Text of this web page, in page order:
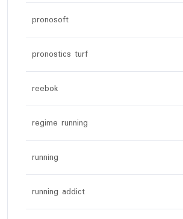
pronosoft
pronostics turf
reebok
regime running
running
running addict